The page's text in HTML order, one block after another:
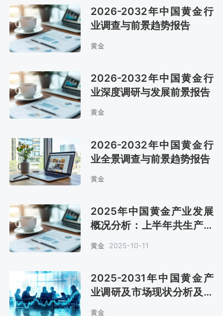
2026-2032年中国黄金行
业调查与前景趋势报告
黄金
2026-2032年中国黄金行
业深度调研与发展前景报告
黄金
2026-2032年中国黄金行
业全景调查与前景趋势报告
黄金
2025年中国黄金产业发展
概况分析：上半年共生产黄
金252.76吨 同比增长
0.44%[图]
黄金 2025-10-11
2025-2031年中国黄金产
业调研及市场现状分析及预
测报告
黄金